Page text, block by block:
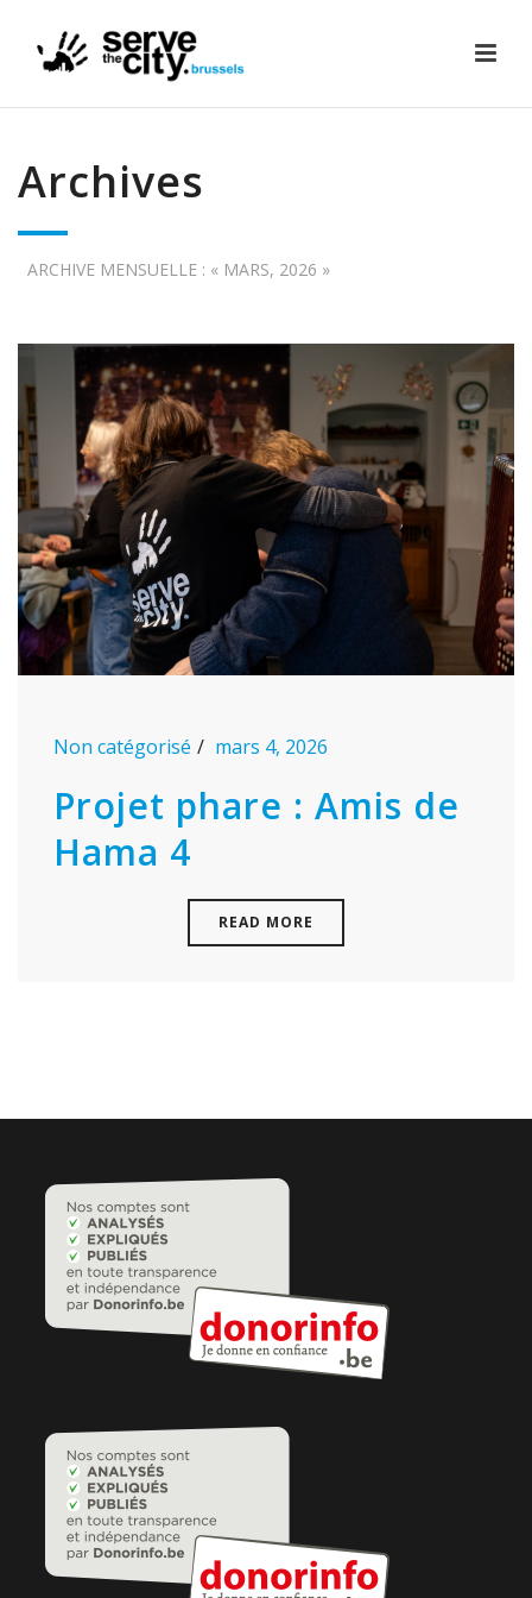
Archives
ARCHIVE MENSUELLE : « MARS, 2026 »
Non catégorisé mars 4, 2026
Projet phare : Amis de
Hama 4
READ MORE